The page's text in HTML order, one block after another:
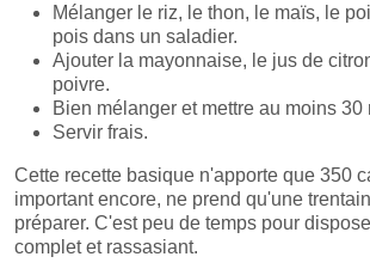
Mélanger le riz, le thon, le maïs, le
pois dans un saladier.
Ajouter la mayonnaise, le jus de
poivre.
Bien mélanger et mettre au moins 30
Servir frais.
Cette recette basique n'apporte que 350
important encore, ne prend qu'une
préparer. C'est peu de temps pour
complet et rassasiant.